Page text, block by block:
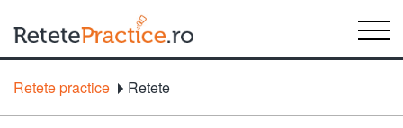
Retete practice Retete